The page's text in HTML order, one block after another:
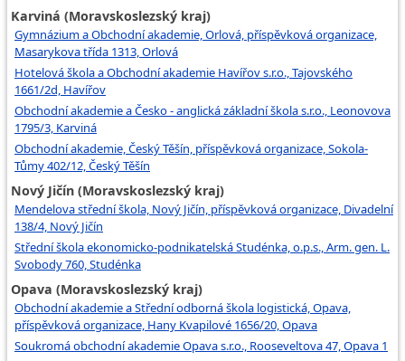
Karviná (Moravskoslezský kraj)
Gymnázium a Obchodní akademie, Orlová, příspěvková organizace,
Masarykova třída 1313, Orlová
Hotelová škola a Obchodní akademie Havířov s.r.o., Tajovského
1661/2d, Havířov
Obchodní akademie a Česko - anglická základní škola s.r.o., Leonovova
1795/3, Karviná
Obchodní akademie, Český Těšín, příspěvková organizace, Sokola-
Tůmy 402/12, Český Těšín
Nový Jičín (Moravskoslezský kraj)
Mendelova střední škola, Nový Jičín, příspěvková organizace, Divadelní
138/4, Nový Jičín
Střední škola ekonomicko-podnikatelská Studénka, o.p.s., Arm. gen. L.
Svobody 760, Studénka
Opava (Moravskoslezský kraj)
Obchodní akademie a Střední odborná škola logistická, Opava,
příspěvková organizace, Hany Kvapilové 1656/20, Opava
Soukromá obchodní akademie Opava s.r.o., Rooseveltova 47, Opava 1